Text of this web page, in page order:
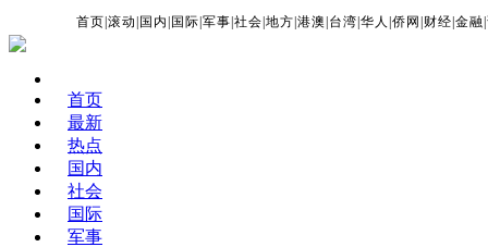
首页 |滚动 国内 国际 |军事 |社会 |地方 |港澳 台湾 |华人 |侨网 财经 |金融 |
首页
最新
热点
国内
社会
国际
军事